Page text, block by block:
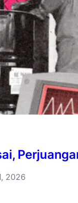
2026